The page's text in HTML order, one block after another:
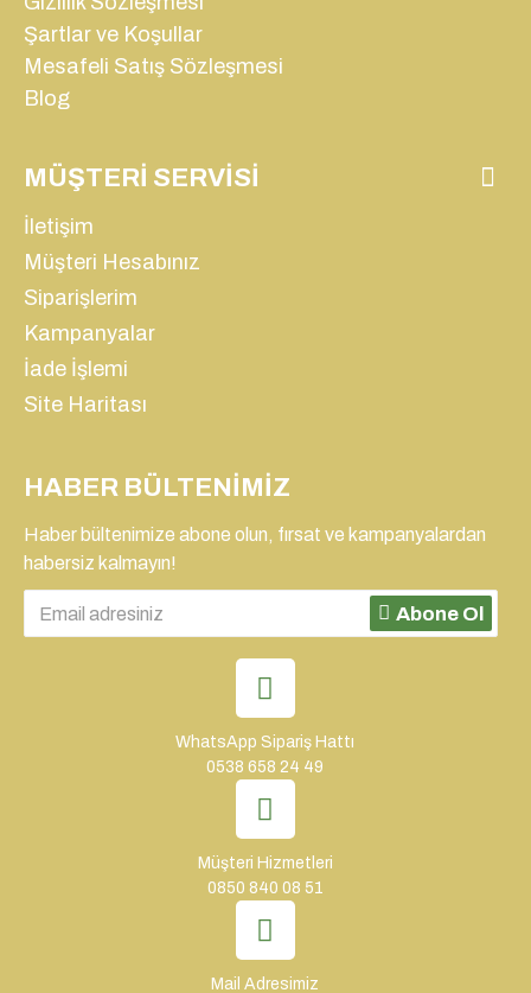
Şartlar ve Koşullar
Mesafeli Satış Sözleşmesi
Blog
MÜŞTERI SERVISI
İletişim
Müşteri Hesabınız
Siparişlerim
Kampanyalar
İade İşlemi
Site Haritası
HABER BÜLTENIMIZ
Haber bültenimize abone olun, fırsat ve kampanyalardan
habersiz kalmayın!
Abone Ol
WhatsApp Sipariş Hattı
0538 658 24 49
Müşteri Hizmetleri
0850 840 08 51
Mail Adresimiz